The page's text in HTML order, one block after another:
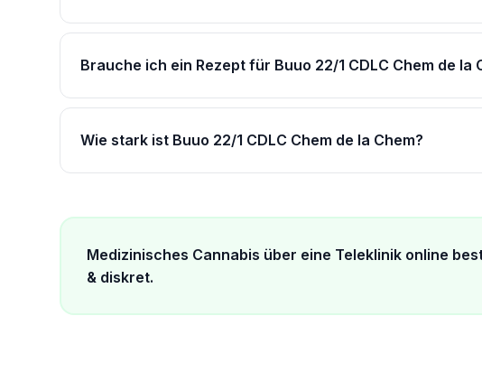
Brauche ich ein Rezept für Buuo 22/1 CDLC Chem de la
Wie stark ist Buuo 22/1 CDLC Chem de la Chem?
Medizinisches Cannabis über eine Teleklinik online
& diskret.